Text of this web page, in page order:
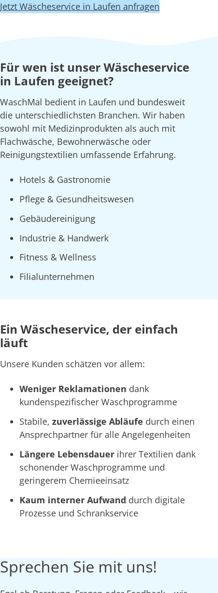
Jetzt Wäscheservice in Laufen anfragen
Für wen ist unser Wäscheservice
in Laufen geeignet?
WaschMal bedient in Laufen und bundesweit
die unterschiedlichsten Branchen. Wir haben
sowohl mit Medizinprodukten als auch mit
Flachwäsche, Bewohnerwäsche oder
Reinigungstextilien umfassende Erfahrung.
Hotels & Gastronomie
Pflege & Gesundheitswesen
Gebäudereinigung
Industrie & Handwerk
Fitness & Wellness
Filialunternehmen
Ein Wäscheservice, der einfach
läuft
Unsere Kunden schätzen vor allem:
Weniger Reklamationen dank
kundenspezifischer Waschprogramme
Stabile, zuverlässige Abläufe durch einen
Ansprechpartner für alle Angelegenheiten
Längere Lebensdauer ihrer Textilien dank
schonender Waschprogramme und
geringerem Chemieeinsatz
Kaum interner Aufwand durch digitale
Prozesse und Schrankservice
Sprechen Sie mit uns!